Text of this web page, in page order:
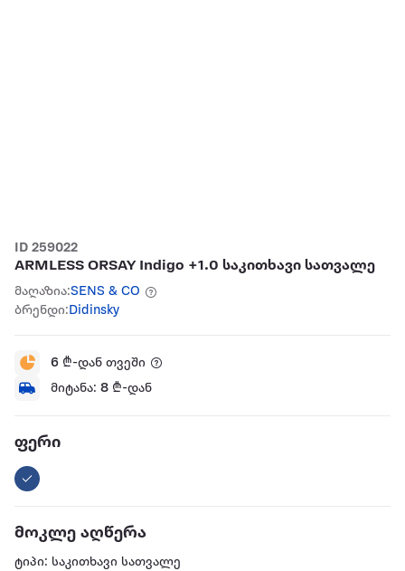
ID 259022
ARMLESS ORSAY Indigo +1.0 საკითხავი სათვალე
მაღაზია:SENS & CO
ბრენდი:Didinsky
6 ₾-დან თვეში
მიტანა: 8 ₾-დან
ფერი
მოკლე აღწერა
ტიპი: საკითხავი სათვალე